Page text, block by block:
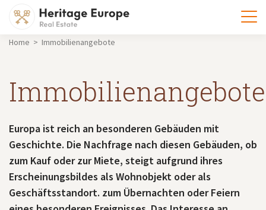
Home > Immobilienangebote
Immobilienangebote
Europa ist reich an besonderen Gebäuden mit
Geschichte. Die Nachfrage nach diesen Gebäuden, ob
zum Kauf oder zur Miete, steigt aufgrund ihres
Erscheinungsbildes als Wohnobjekt oder als
Geschäftsstandort. zum Übernachten oder Feiern